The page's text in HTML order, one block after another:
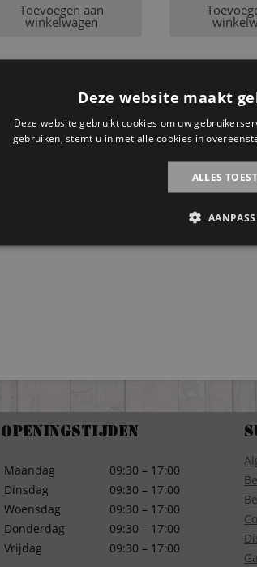
Toevoegen aan
winkelwagen
Openingstijden
Maandag
Dinsdag
Woensdag
Donderdag
Vrijdag
09:30 – 17:00
09:30 – 17:00
09:30 – 17:00
09:30 – 17:00
09:30 – 17:00
Deze website maakt
Deze website gebruikt cookies om uw
gebruiken, stemt u in met alle cookies in
ALLES